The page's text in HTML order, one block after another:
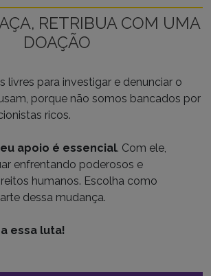
RETRIBUA COM UMA
DOAÇÃO
livres para investigar e denunciar o
porque não somos bancados por
ricos.
apoio é essencial. Com ele,
enfrentando poderosos e
humanos. Escolha como
dessa mudança.
essa luta!